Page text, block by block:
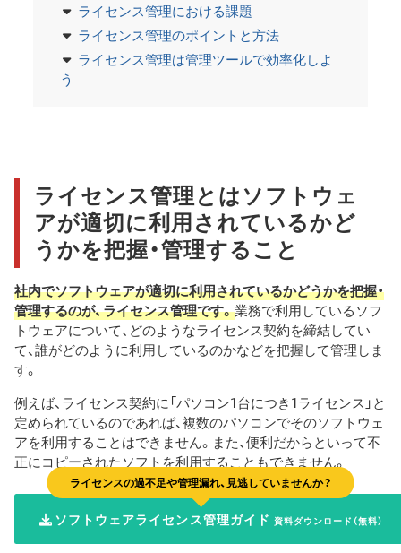
ライセンス管理における課題
ライセンス管理のポイントと方法
ライセンス管理は管理ツールで効率化しよ
う
ライセンス管理とはソフトウェ
アが適切に利用されているかど
うかを把握・管理すること
社内でソフトウェアが適切に利用されているかどうかを把握・
管理するのが、ライセンス管理です。業務で利用しているソフ
トウェアについて、どのようなライセンス契約を締結してい
て、誰がどのように利用しているのかなどを把握して管理しま
す。
例えば、ライセンス契約に「パソコン1台につき1ライセンス」と
定められているのであれば、複数のパソコンでそのソフトウェ
アを利用することはできません。また、便利だからといって不
正にコピーされたソフトを利用することもできません。
ライセンスの過不足や管理漏れ、見逃していませんか？
ソフトウェアライセンス管理ガイド 資料ダウンロード（無料）